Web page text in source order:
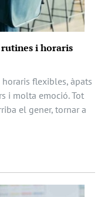
i horaris
horaris flexibles, àpats
i molta emoció. Tot
el gener, tornar a